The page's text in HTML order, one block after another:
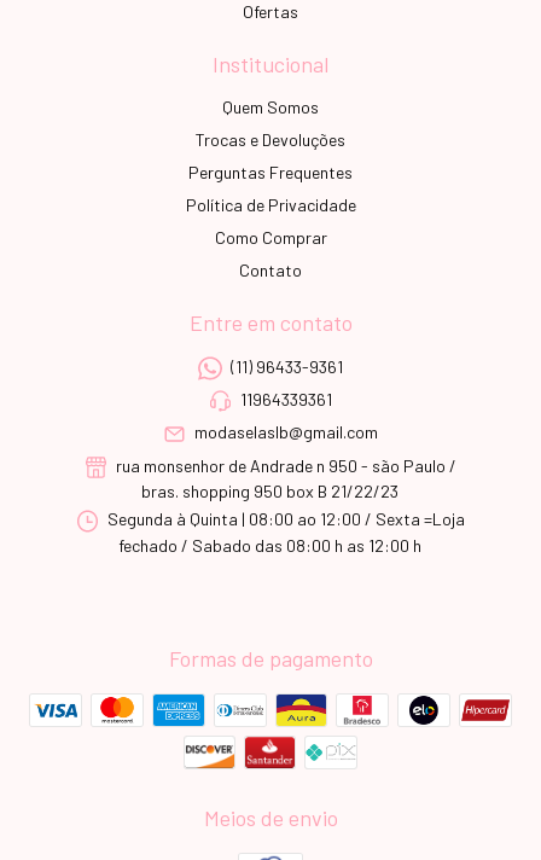
Ofertas
Institucional
Quem Somos
Trocas e Devoluções
Perguntas Frequentes
Política de Privacidade
Como Comprar
Contato
Entre em contato
(11) 96433-9361
11964339361
modaselaslb@gmail.com
rua monsenhor de Andrade n 950 - são Paulo /
bras. shopping 950 box B 21/22/23
Segunda à Quinta | 08:00 ao 12:00 / Sexta =Loja
fechado / Sabado das 08:00 h as 12:00 h
Formas de pagamento
Meios de envio